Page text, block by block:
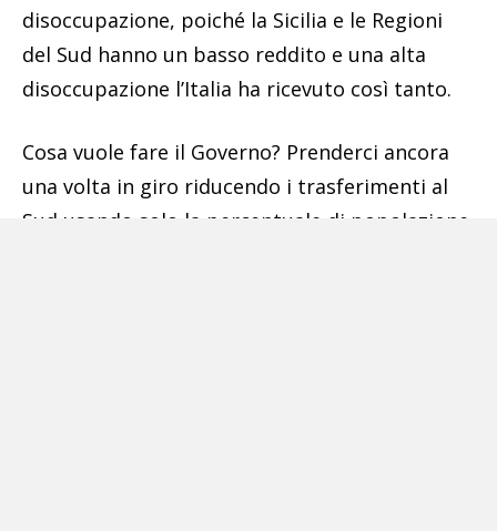
disoccupazione, poiché la Sicilia e le Regioni
del Sud hanno un basso reddito e una alta
disoccupazione l’Italia ha ricevuto così tanto.
Cosa vuole fare il Governo? Prenderci ancora
una volta in giro riducendo i trasferimenti al
Sud usando solo la percentuale di popolazione,